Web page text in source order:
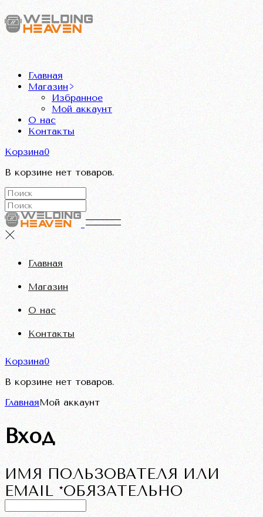
Главная
Магазин
Избранное
Мой аккаунт
О нас
Контакты
Корзина0
В корзине нет товаров.
Главная
Магазин
О нас
Контакты
Корзина0
В корзине нет товаров.
ГлавнаяМой аккаунт
Вход
ИМЯ ПОЛЬЗОВАТЕЛЯ ИЛИ
EMAIL*ОБЯЗАТЕЛЬНО